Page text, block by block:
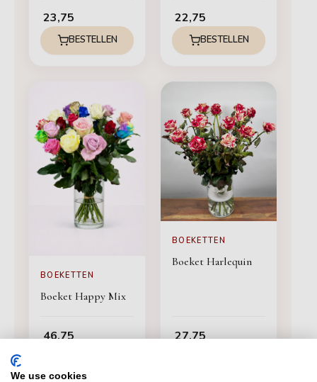
23,75
BESTELLEN
22,75
BESTELLEN
BOEKETTEN
Boeket Happy Mix
46,75
BOEKETTEN
Boeket Harlequin
27,75
We use cookies